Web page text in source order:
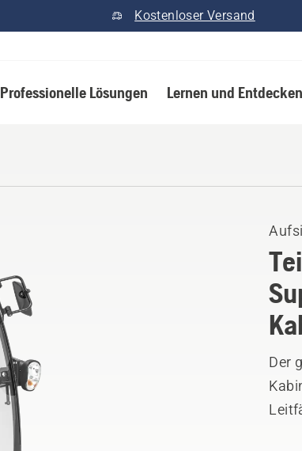
Kostenloser Versand
Professionelle Lösungen Lernen und Entdecken
Der